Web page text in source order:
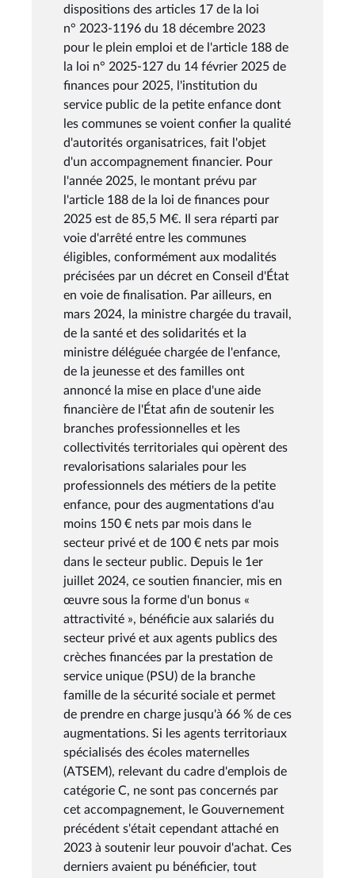
dispositions des articles 17 de la loi
n° 2023-1196 du 18 décembre 2023
pour le plein emploi et de l'article 188 de
la loi n° 2025-127 du 14 février 2025 de
finances pour 2025, l'institution du
service public de la petite enfance dont
les communes se voient confier la qualité
d'autorités organisatrices, fait l'objet
d'un accompagnement financier. Pour
l'année 2025, le montant prévu par
l'article 188 de la loi de finances pour
2025 est de 85,5 M€. Il sera réparti par
voie d'arrêté entre les communes
éligibles, conformément aux modalités
précisées par un décret en Conseil d'État
en voie de finalisation. Par ailleurs, en
mars 2024, la ministre chargée du travail,
de la santé et des solidarités et la
ministre déléguée chargée de l'enfance,
de la jeunesse et des familles ont
annoncé la mise en place d'une aide
financière de l'État afin de soutenir les
branches professionnelles et les
collectivités territoriales qui opèrent des
revalorisations salariales pour les
professionnels des métiers de la petite
enfance, pour des augmentations d'au
moins 150 € nets par mois dans le
secteur privé et de 100 € nets par mois
dans le secteur public. Depuis le 1er
juillet 2024, ce soutien financier, mis en
œuvre sous la forme d'un bonus «
attractivité », bénéficie aux salariés du
secteur privé et aux agents publics des
crèches financées par la prestation de
service unique (PSU) de la branche
famille de la sécurité sociale et permet
de prendre en charge jusqu'à 66 % de ces
augmentations. Si les agents territoriaux
spécialisés des écoles maternelles
(ATSEM), relevant du cadre d'emplois de
catégorie C, ne sont pas concernés par
cet accompagnement, le Gouvernement
précédent s'était cependant attaché en
2023 à soutenir leur pouvoir d'achat. Ces
derniers avaient pu bénéficier, tout